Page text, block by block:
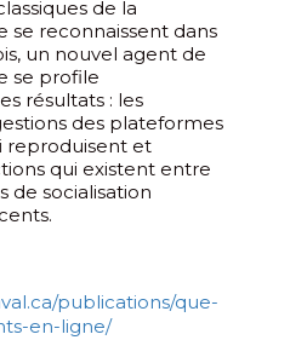
de la
se reconnaissent dans
un nouvel agent de
se profile
résultats : les
des plateformes
reproduisent et
qui existent entre
de socialisation
publications/que-
en-ligne/